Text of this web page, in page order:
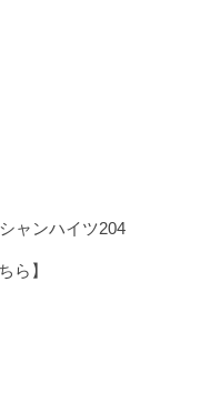
ャンハイツ204
ら】